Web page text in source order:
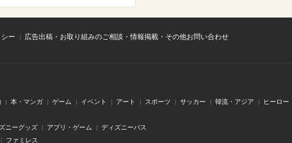
ー
広告出稿・お取り組みのご相談・情報掲載・その他お問い合わせ
本・マンガ ゲーム イベント アート スポーツ サッカー 韓流・アジア ヒーロー
ニーグッズ アプリ・ゲーム ディズニーパス
ファミレス